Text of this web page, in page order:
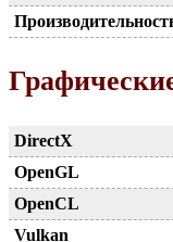
DirectX
OpenGL
OpenCL
Vulkan